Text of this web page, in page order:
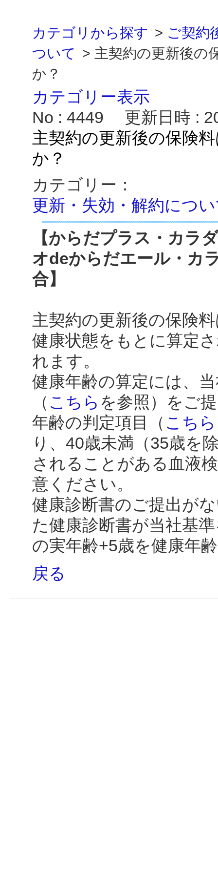
カテゴリから探す > ご契約
ついて > 主契約の更新後の
か？
カテゴリー表示
No : 4449
更新日時 :
主契約の更新後の保険
か？
カテゴリー：
更新・失効・解約につ
【からだプラス・カラ
オdeからだエール・カ
合】
主契約の更新後の保険
健康状態をもとに算定
れます。
健康年齢の算定には、
（ こちら を参照）をご
年齢の判定項目（ こちら
り、40歳未満（35歳を
されることがある血液
意ください。
健康診断書のご提出が
た健康診断書が当社基
の実年齢+5歳を健康年
戻る